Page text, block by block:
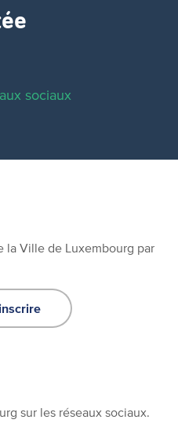
sociaux
la Ville de Luxembourg par
sur les réseaux sociaux.